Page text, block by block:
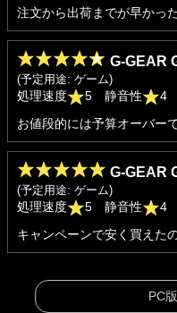
注文から出荷までが早かっ
G-GEAR
(予定用途: ゲーム)
処理速度 5 静音性 4
お値段的には予算オーバー
G-GEAR
(予定用途: ゲーム)
処理速度 5 静音性 4
キャンペーンで安く買えた
PC